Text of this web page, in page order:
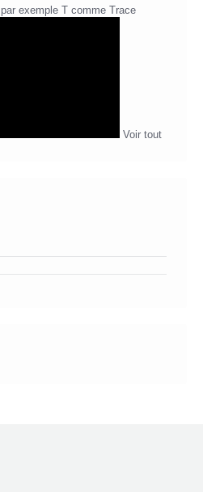
exemple T comme Trace
Voir tout